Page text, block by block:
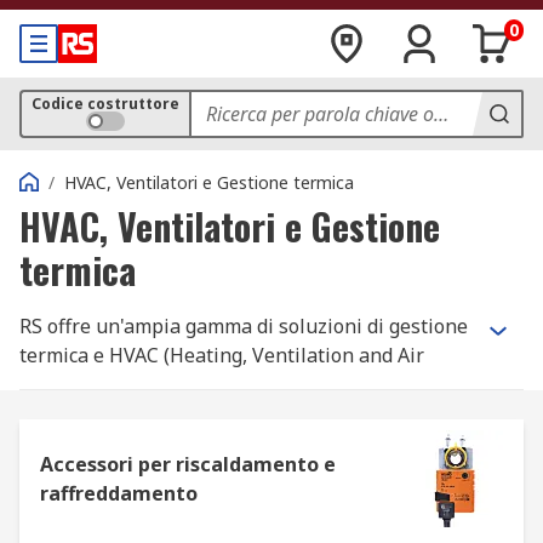
0
Codice costruttore
/ HVAC, Ventilatori e Gestione termica
HVAC, Ventilatori e Gestione
termica
RS offre un'ampia gamma di soluzioni di gestione
termica e HVAC (Heating, Ventilation and Air
Che cosa si intende per HVAC?
Accessori per riscaldamento e
raffreddamento